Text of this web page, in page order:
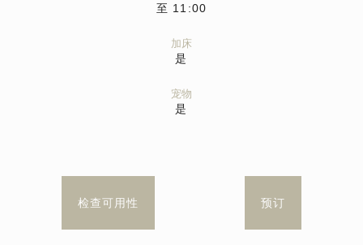
至 11:00
加床
是
宠物
是
检查可用性 预订